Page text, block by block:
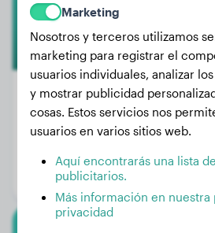
Peso:
Edad:
Género:
Marketing
Nosotros y terceros utilizamos
marketing para registrar el
usuarios individuales, analizar
y mostrar publicidad
cosas. Estos servicios nos
usuarios en varios sitios web.
Aquí encontrarás una lista
publicitarios.
Más información en nuestra
privacidad